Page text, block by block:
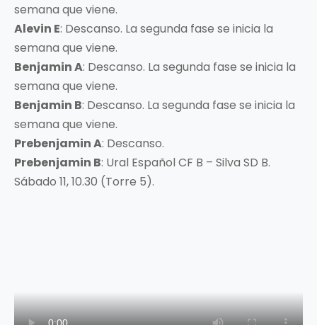
semana que viene.
Alevin E: Descanso. La segunda fase se inicia la
semana que viene.
Benjamin A: Descanso. La segunda fase se inicia la
semana que viene.
Benjamin B: Descanso. La segunda fase se inicia la
semana que viene.
Prebenjamin A: Descanso.
Prebenjamin B: Ural Español CF B – Silva SD B.
Sábado 11, 10.30 (Torre 5).